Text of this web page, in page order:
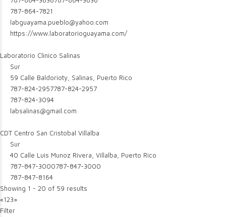
787-864-7821
labguayama.pueblo@yahoo.com
https://www.laboratorioguayama.com/
Laboratorio Clinico Salinas
Sur
59 Calle Baldorioty, Salinas, Puerto Rico
787-824-2957787-824-2957
787-824-3094
labsalinas@gmail.com
CDT Centro San Cristobal Villalba
Sur
40 Calle Luis Munoz Rivera, Villalba, Puerto Rico
787-847-3000787-847-3000
787-847-8164
Showing 1 - 20 of 59 results
«123»
Filter